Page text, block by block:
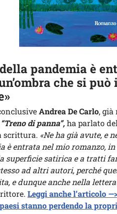
della pandemia è
che si
Andrea De Carlo, già
“Treno di panna”,ha parlato
scrittura. «Ne ha già avute, e
è entrata nel mio romanzo,
superficie satirica e a tratti
ad altri autori, perché
e dunque anche nella
Leggi anche l’articolo
stanno perdendo la